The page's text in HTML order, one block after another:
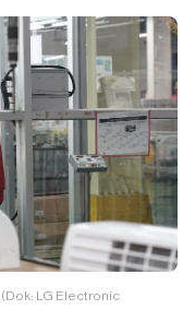
LG Electronic